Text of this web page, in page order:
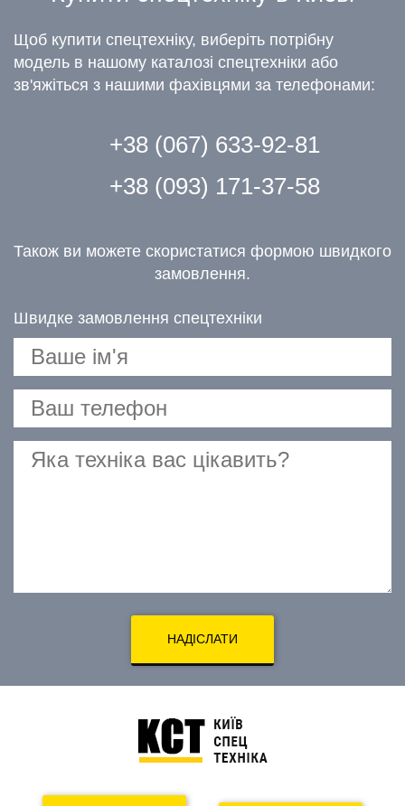
Щоб купити спецтехніку, виберіть потрібну
модель в нашому каталозі спецтехніки або
зв'яжіться з нашими фахівцями за телефонами:
+38 (067) 633-92-81
+38 (093) 171-37-58
Також ви можете скористатися формою швидкого
замовлення.
Швидке замовлення спецтехніки
НАДІСЛАТИ